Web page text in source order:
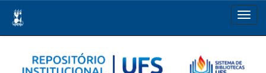
navigation